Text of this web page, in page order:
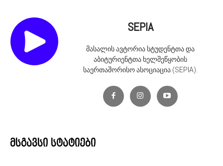
SEPIA
მასალის ავტორია სტუდენტთა და
აბიტურიენტთა ხელშეწყობის
საერთაშორისო ასოციაცია (SEPIA).
მსგავსი სტატიები